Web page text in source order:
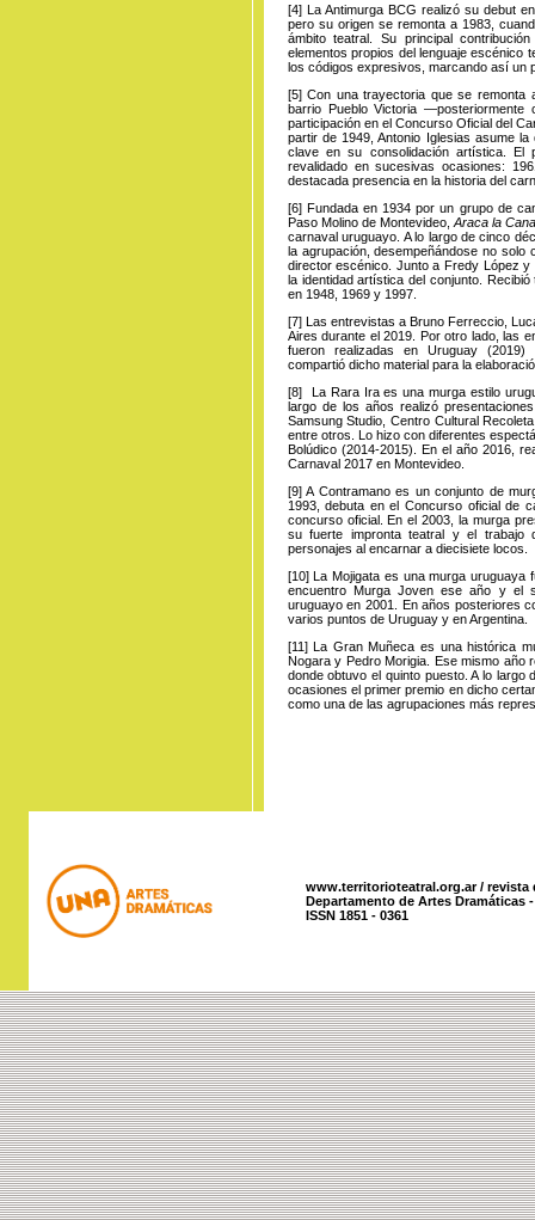
[4] La AntimurgaBCG realizó su debut
pero su origen se remonta a 1983,
ámbito teatral. Su principal
elementos propios del lenguaje escénico
los códigos expresivos, marcando así un
[5] Con unatrayectoria que se remonta
barrio Pueblo Victoria
participación en el Concurso Oficial del
partir de 1949, Antonio Iglesias asume
clave en su consolidación artística.
revalidado en sucesivas ocasiones:
destacada presencia en la historia del
[6] Fundadaen 1934 por un grupo de
Paso Molino de Montevideo, Araca la
carnaval uruguayo. A lo largo de cinco
la agrupación, desempeñándose no
director escénico. Junto a Fredy López y
la identidad artística del conjunto.
en 1948, 1969 y 1997.
[7] Las entrevistas a Bruno Ferreccio,
Aires durante el 2019. Por otro lado, las
fueron realizadas en Uruguay (2019)
compartió dicho material para la
[8]
La RaraIra es una murga estilo
largo de los años realizó
Samsung Studio, Centro Cultural
entre otros. Lo hizo con diferentes
Bolúdico (2014-2015). En el año 2016,
Carnaval 2017 en Montevideo.
[9] A Contramanoes un conjunto de
1993, debuta en el Concurso oficial de
concurso oficial. En el 2003, la murga
su fuerte impronta teatral y el trabajo
personajes al encarnar a diecisiete locos.
[10] La Mojigata es una murga uruguaya
encuentro Murga Joven ese año y el
uruguayo en 2001. En años posteriores
varios puntos de Uruguay y en Argentina.
[11] La GranMuñeca es una histórica
Nogara y Pedro Morigia. Ese mismo año
donde obtuvo el quinto puesto. A lo
ocasiones el primer premio en dicho
como una de las agrupaciones más
www.territorioteatral.org.ar /
Departamento de Artes Dramáticas
ISSN 1851 - 0361